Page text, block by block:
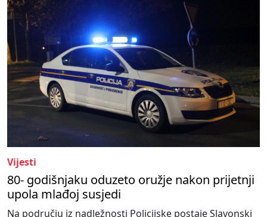
Vijesti
80- godišnjaku oduzeto oružje nakon prijetnji
upola mlađoj susjedi
Na području iz nadležnosti Policijske postaje Slavonski